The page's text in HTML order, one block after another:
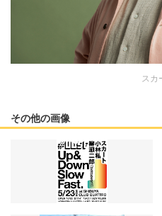
スカ
その他の画像